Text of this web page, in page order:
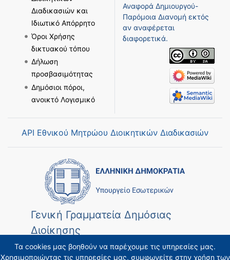
Τα cookies μας βοηθούν να παρέχουμε τις υπηρεσίες μας.
Χρησιμοποιώντας τις υπηρεσίες μας, συμφωνείτε στην χρήση των
Διαδικασιών και
Ιδιωτικό Απόρρητο
Όροι Χρήσης
δικτυακού τόπου
Δήλωση
προσβασιμότητας
Δημόσιοι πόροι,
ανοικτό Λογισμικό
Αναφορά Δημιουργού-
Παρόμοια Διανομή εκτός
αν αναφέρεται
διαφορετικά.
API Εθνικού Μητρώου Διοικητικών Διαδικασιών
Γενική Γραμματεία Δημόσιας
Διοίκησης